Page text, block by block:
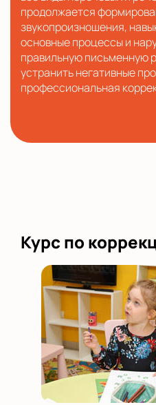
продолжается
звукопроизношения,
основные процессы и
правильную письменную
устранить негативные
профессиональная
Курс по